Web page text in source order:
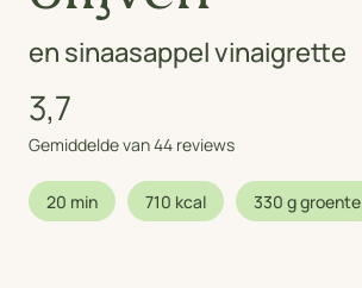
en sinaasappel vinaigrette
3,7
Gemiddelde van 44 reviews
20 min 710 kcal 330 g groente